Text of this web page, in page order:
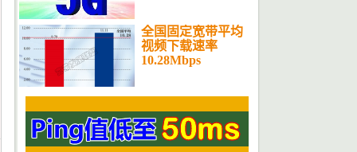
全国固定宽带平均
视频下载速率
10.28Mbps